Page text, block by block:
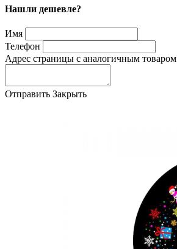
Нашли дешевле?
Имя
Телефон
Адрес страницы с аналогичным товаром
Отправить Закрыть